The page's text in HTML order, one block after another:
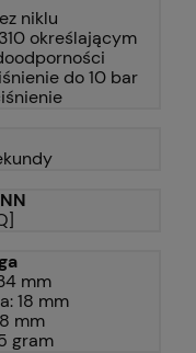
niklu
określającym
do 10 bar
mm
18 mm
mm
gram